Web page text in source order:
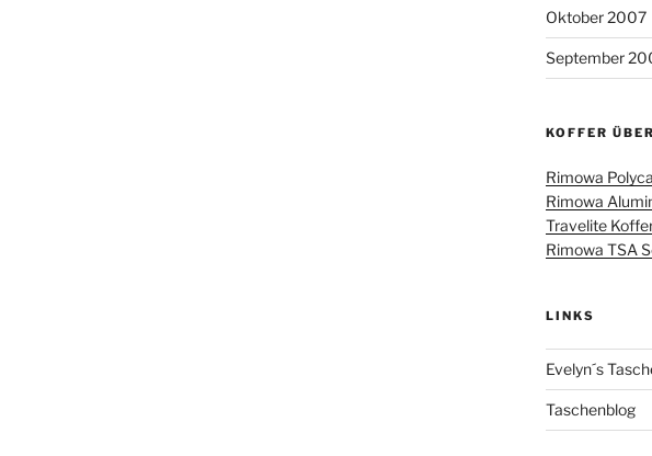
Oktober 2007
September
KOFFER
Rimowa
Rimowa
Travelite
Rimowa TSA
LINKS
Evelyn´s
Taschenblog